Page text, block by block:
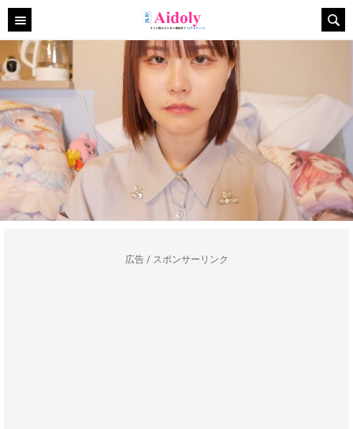
広告 / スポンサーリンク